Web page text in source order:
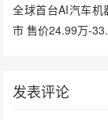
全球首台AI汽车机
市 售价24.99万-
发表评论